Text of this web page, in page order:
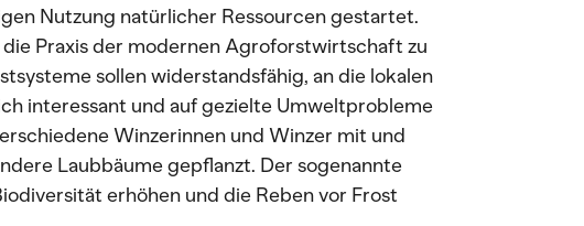
Nutzung natürlicher Ressourcen gestartet.
Praxis der modernen Agroforstwirtschaft zu
sollen widerstandsfähig, an die lokalen
interessant und auf gezielte Umweltprobleme
Winzerinnen und Winzer mit und
Laubbäume gepflanzt. Der sogenannte
erhöhen und die Reben vor Frost